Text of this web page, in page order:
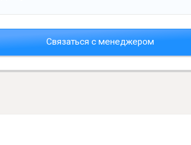
Связаться с менеджером